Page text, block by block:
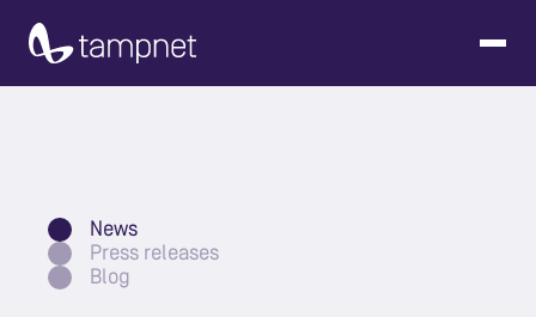
News
Press releases
Blog